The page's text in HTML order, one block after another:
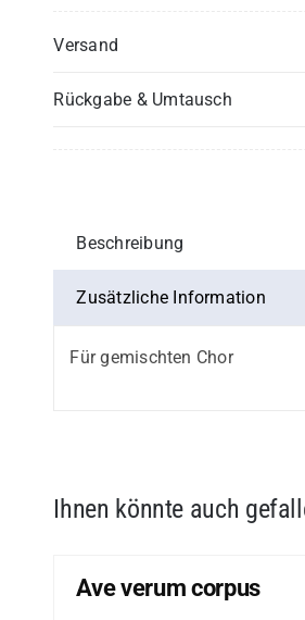
Versand
Rückgabe & Umtausch
Beschreibung
Zusätzliche Information
Für gemischten Chor
Ihnen könnte auch
Ave verum corpus